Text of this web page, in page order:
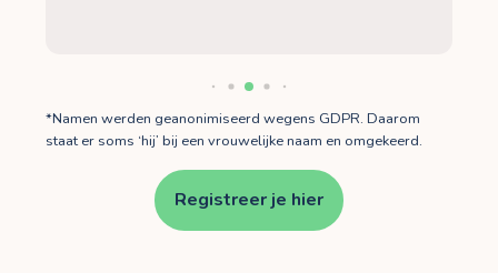
*Namen werden geanonimiseerd wegens GDPR. Daarom
staat er soms ‘hij’ bij een vrouwelijke naam en omgekeerd.
Registreer je hier